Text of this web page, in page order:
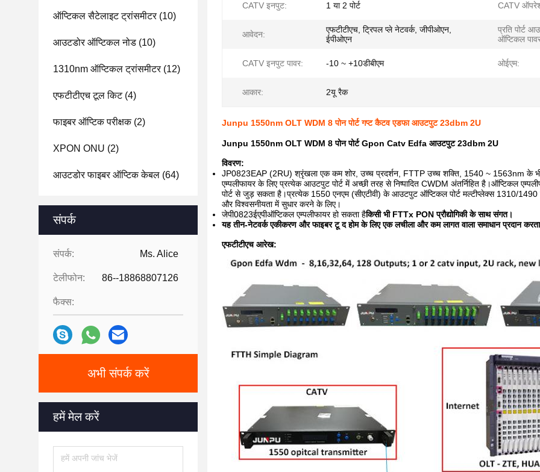
ऑप्टिकल सैटेलाइट ट्रांसमीटर(10)
आउटडोर ऑप्टिकल नोड (10)
1310nm ऑप्टिकल ट्रांसमीटर(12)
एफटीटीएच टूल किट(4)
फाइबर ऑप्टिक परीक्षक(2)
XPON ONU (2)
आउटडोर फाइबर ऑप्टिक केबल (64)
संपर्क
संपर्क: Ms. Alice
टेलीफोन: 86--18868807126
फैक्स:
अभी संपर्क करें
हमें मेल करें
CATV इनपुट: 1 या 2 पोर्ट CATV
आवेदन:
एफटीटीएच, ट्रिपल प्ले नेटवर्क, जीपीओएन,
ईपीओएन
प्रति पोर्ट
ऑप्टिकल
CATV इनपुट पावर: -10 ~ +10डीबीएम ओईएम:
आकार: 2यू रैक
Junpu 1550nm OLT WDM 8 पोन पोर्ट गप्ट कैटव एडफा आउटपुट 23dbm 2U
Junpu 1550nm OLT WDM 8 पोन पोर्ट Gpon Catv Edfa आउटपुट 23dbm 2U
विवरण:
JP0823EAP (2RU) श्रृंखला एक कम शोर, उच्च प्रदर्शन, FTTP उच्च शक्ति, 1540 ~ 1563nm के
एम्पलीफायर के लिए प्रत्येक आउटपुट पोर्ट में अच्छी तरह से निष्पादित CWDM अंतर्निहित है।ऑप्टिकल
पोर्ट से जुड़ सकता है।प्रत्येक 1550 एनएम (सीएटीवी) के आउटपुट ऑप्टिकल पोर्ट मल्टीप्लेक्स 1310/
और विश्वसनीयता में सुधार करने के लिए।
जेपी0823ईएपीऑप्टिकल एम्पलीफायर हो सकता हैकिसी भी FTTx PON प्रौद्योगिकी के साथ संगत।
यह तीन-नेटवर्क एकीकरण और फाइबर टू द होम के लिए एक लचीला और कम लागत वाला समाधान प्रदान
एफटीटीएच आरेख: